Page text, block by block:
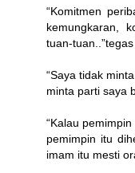
“Komitmen
kemungkaran,
tuan-
“Saya tidak
minta parti saya
“Kalau
pemimpin itu
imam itu mesti